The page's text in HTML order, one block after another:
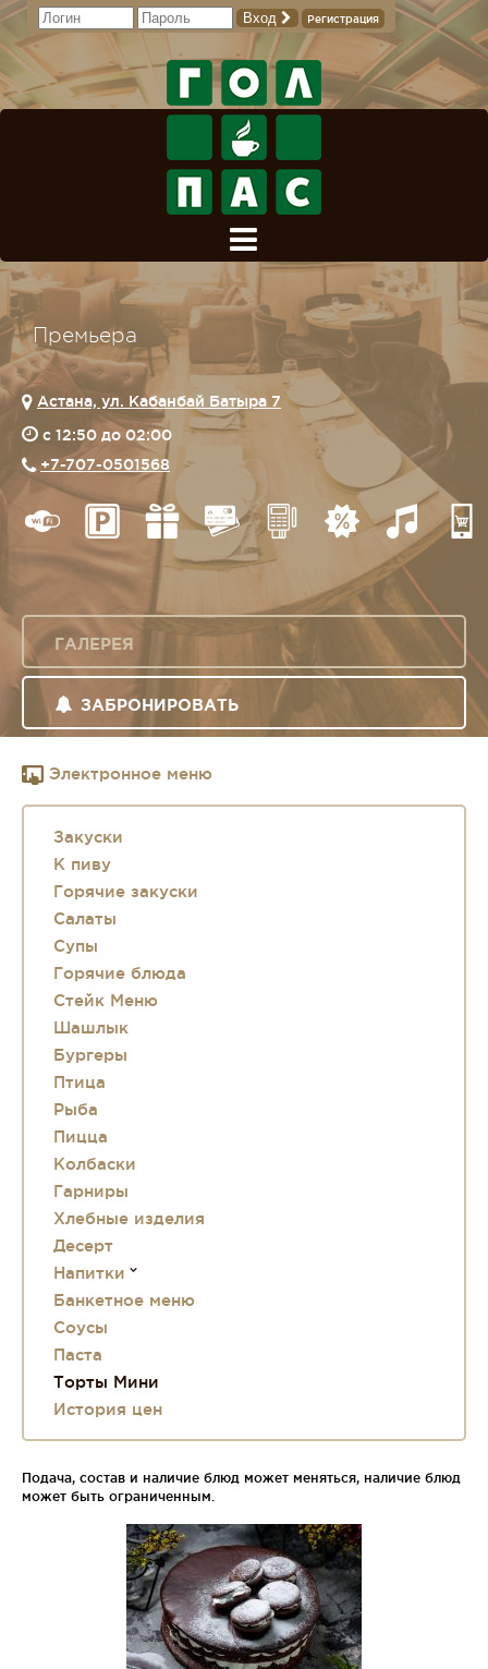
Вход Регистрация
Премьера
Астана, ул. Кабанбай Батыра 7
c 12:50 до 02:00
+7-707-0501568
ГАЛЕРЕЯ
ЗАБРОНИРОВАТЬ
Электронное меню
Закуски
К пиву
Горячие закуски
Салаты
Супы
Горячие блюда
Стейк Меню
Шашлык
Бургеры
Птица
Рыба
Пицца
Колбаски
Гарниры
Хлебные изделия
Десерт
Напитки
Банкетное меню
Соусы
Паста
Торты Мини
История цен
Подача, состав и наличие блюд может меняться, наличие блюд
может быть ограниченным.